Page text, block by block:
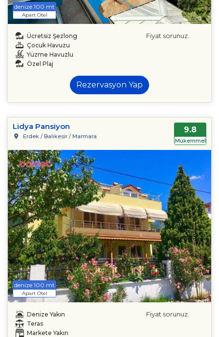
denize 100 mt
Apart Otel
Ücretsiz Şezlong
Çocuk Havuzu
Yüzme Havuzlu
Özel Plaj
Fiyat sorunuz.
Rezervasyon Yap
Lidya Pansiyon
Erdek / Balıkesir / Marmara
9.8
Mükemmel
denize 100 mt
Apart Otel
Denize Yakın
Teras
Markete Yakın
Fiyat sorunuz.